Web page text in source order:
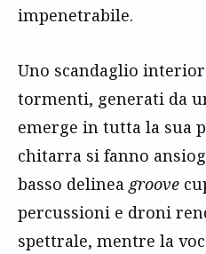
impenetrabile.
Uno scandaglio
tormenti, generati da
emerge in tutta la sua
chitarra si fanno
basso delinea groove
percussioni e droni
spettrale, mentre la